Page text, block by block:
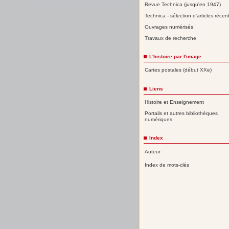
Revue Technica (jusqu'en 1947)
Technica - sélection d'articles
Ouvrages numérisés
Travaux de recherche
L'histoire par l'image
Cartes postales (début XXe)
Liens
Histoire et Enseignement
Portails et autres bibliothèques
numériques
Index
Auteur
Index de mots-clés